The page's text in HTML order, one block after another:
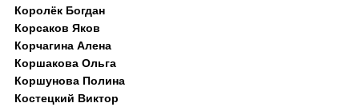
Королёк Богдан
Корсаков Яков
Корчагина Алена
Коршакова Ольга
Коршунова Полина
Костецкий Виктор